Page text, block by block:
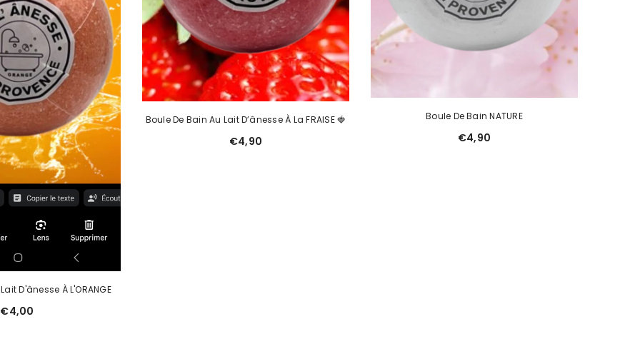
D'ânesse À L'ORANGE
€4,00
Boule De Bain Au Lait D’ânesse À La FRAISE 🍓
€4,90
Boule De Bain NATURE
€4,90